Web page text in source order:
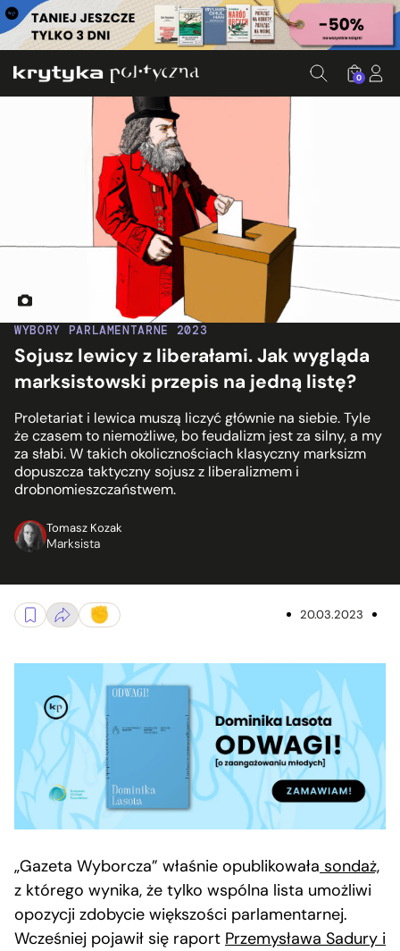
0
WYBORY PARLAMENTARNE 2023
Sojusz lewicy z liberałami. Jak wygląda
marksistowski przepis na jedną listę?
Proletariat i lewica muszą liczyć głównie na siebie. Tyle
że czasem to niemożliwe, bo feudalizm jest za silny, a my
za słabi. W takich okolicznościach klasyczny marksizm
dopuszcza taktyczny sojusz z liberalizmem i
drobnomieszczaństwem.
Tomasz Kozak
Marksista
Obraz wygenerowany przez aplikację DALL-E 2
20.03.2023
„Gazeta Wyborcza” właśnie opublikowała sondaż,
z którego wynika, że tylko wspólna lista umożliwi
opozycji zdobycie większości parlamentarnej.
Wcześniej pojawił się raport Przemysława Sadury i